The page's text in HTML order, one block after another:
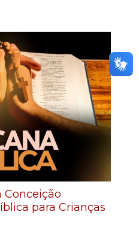
Conceição
para Crianças